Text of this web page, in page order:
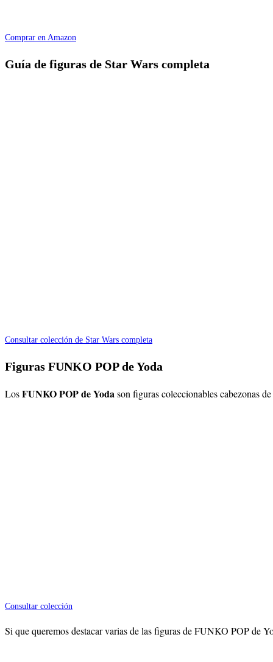
Comprar en Amazon
Guía de figuras de Star Wars completa
Consultar colección de Star Wars completa
Figuras FUNKO POP de Yoda
LosFUNKO POP de Yodason figuras coleccionables cabezonas
Consultar colección
Si que queremos destacar varias de las figuras de FUNKO POP de